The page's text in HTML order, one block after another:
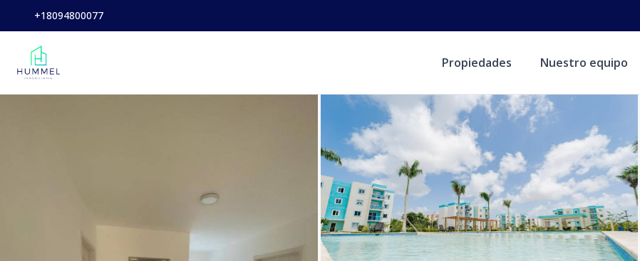
+18094800077
Propiedades Nuestro equipo